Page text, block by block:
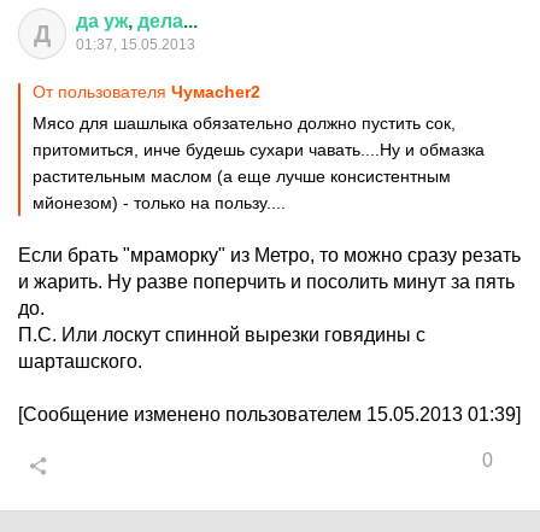
Д да уж, дела...
01:37, 15.05.2013
От пользователя Чумаcher2
Мясо для шашлыка обязательно должно пустить сок,
притомиться, инче будешь сухари чавать....Ну и обмазка
растительным маслом (а еще лучше консистентным
мйонезом) - только на пользу....
Если брать "мраморку" из Метро, то можно сразу резать
и жарить. Ну разве поперчить и посолить минут за пять
до.
П.С. Или лоскут спинной вырезки говядины с
шарташского.
[Сообщение изменено пользователем 15.05.2013 01:39]
0